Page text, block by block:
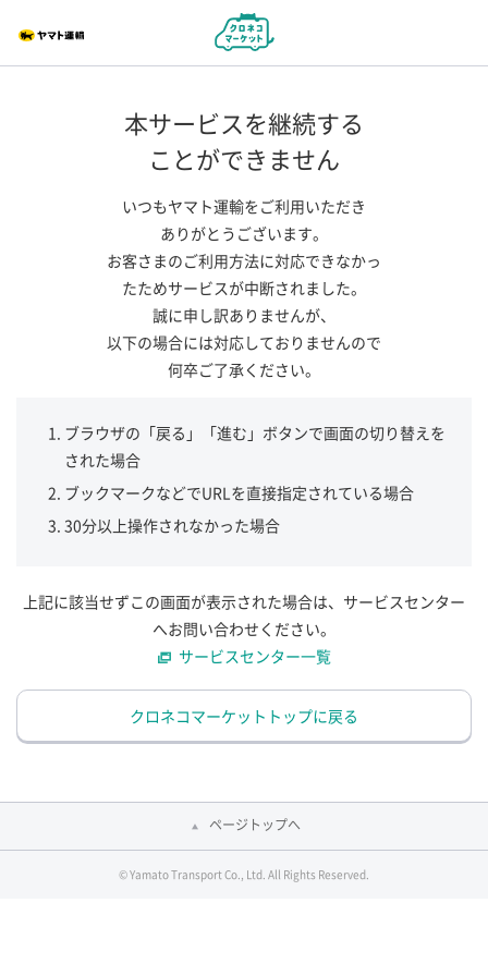
本サービスを継続する
ことができません
いつもヤマト運輸をご利用いただき
ありがとうございます。
お客さまのご利用方法に対応できなかっ
たためサービスが中断されました。
誠に申し訳ありませんが、
以下の場合には対応しておりませんので
何卒ご了承ください。
ブラウザの「戻る」「進む」ボタンで画面の切り替えを
された場合
ブックマークなどでURLを直接指定されている場合
30分以上操作されなかった場合
上記に該当せずこの画面が表示された場合は、サービスセンター
へお問い合わせください。
サービスセンター一覧
クロネコマーケットトップに戻る
ページトップへ
© Yamato Transport Co., Ltd. All Rights Reserved.